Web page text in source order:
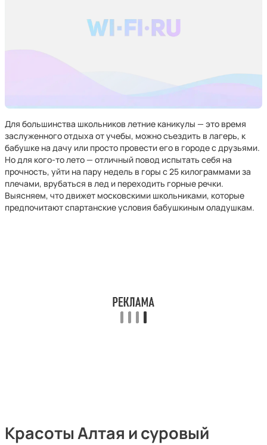
Для большинства школьников летние каникулы — это время
заслуженного отдыха от учебы, можно съездить в лагерь, к
бабушке на дачу или просто провести его в городе с друзьями.
Но для кого-то лето — отличный повод испытать себя на
прочность, уйти на пару недель в горы с 25 килограммами за
плечами, врубаться в лед и переходить горные речки.
Выясняем, что движет московскими школьниками, которые
предпочитают спартанские условия бабушкиным оладушкам.
Красоты Алтая и суровый